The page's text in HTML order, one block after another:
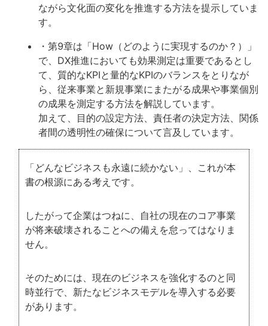
ながら文化面の変化を推進する方法を提示していま
す。
・第9章は「How（どのように実現するのか？）」
で、DX推進においても効果測定は重要であるとし
て、質的なKPIと量的なKPIのバランスをとりなが
ら、従来事業と新規事業にまたがる成果や事業個別
の成果を測定する方法を解説しています。
加えて、目的の設定方法、責任者の決定方法、関係
者間の透明性の確保について言及しています。
「どんなビジネスも永遠に続かない」、これが本
書の根源にある考えです。
したがって企業はつねに、自社の現在のコア事業
が将来破壊されることへの備えを怠ってはなりま
せん。
そのためには、現在のビジネスを強化するのと同
時並行で、新たなビジネスモデルを導入する必要
があります。